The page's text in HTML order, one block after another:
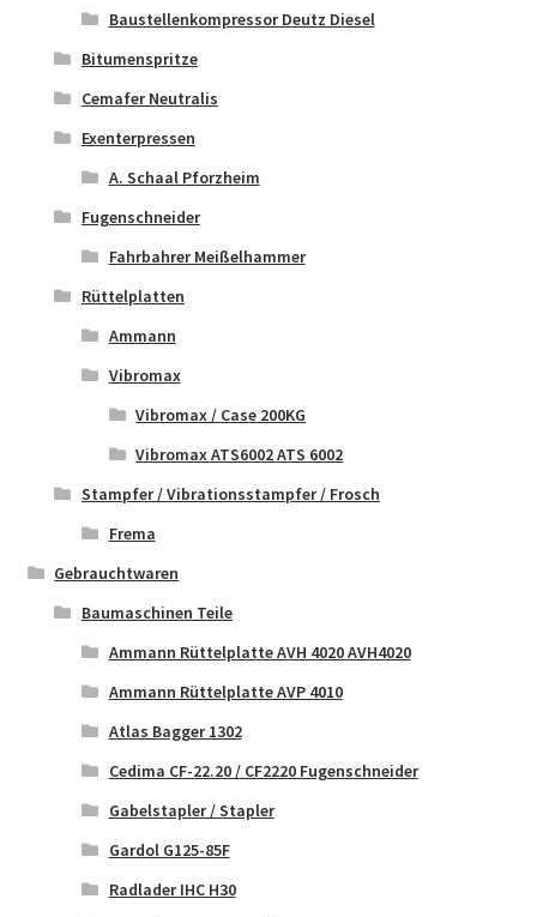
Baustellenkompressor Deutz Diesel
Bitumenspritze
Cemafer Neutralis
Exenterpressen
A. Schaal Pforzheim
Fugenschneider
Fahrbahrer Meißelhammer
Rüttelplatten
Ammann
Vibromax
Vibromax / Case 200KG
Vibromax ATS6002 ATS 6002
Stampfer / Vibrationsstampfer / Frosch
Frema
Gebrauchtwaren
Baumaschinen Teile
Ammann Rüttelplatte AVH 4020 AVH4020
Ammann Rüttelplatte AVP 4010
Atlas Bagger 1302
Cedima CF-22.20 / CF2220 Fugenschneider
Gabelstapler / Stapler
Gardol G125-85F
Radlader IHC H30